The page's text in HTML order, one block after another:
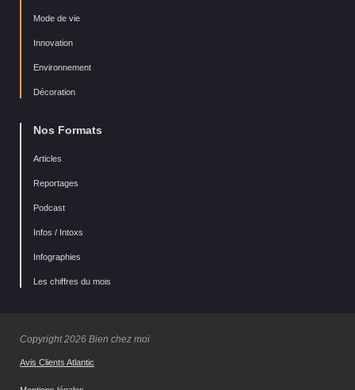
Mode de vie
Innovation
Environnement
Décoration
Nos Formats
Articles
Reportages
Podcast
Infos / Intoxs
Infographies
Les chiffres du mois
Copyright 2026 Bien chez moi
Avis Clients Atlantic